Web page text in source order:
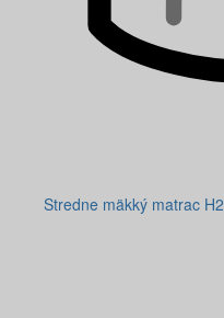
Stredne mäkký matrac H2